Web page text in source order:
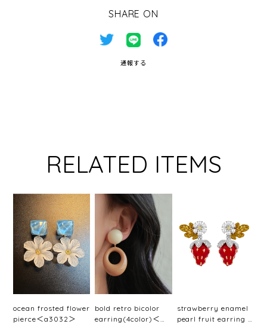
SHARE ON
通報する
RELATED ITEMS
ocean frosted flower
pierce＜a3032＞
bold retro bicolor
earring(4color)＜
strawberry enamel
pearl fruit earring /